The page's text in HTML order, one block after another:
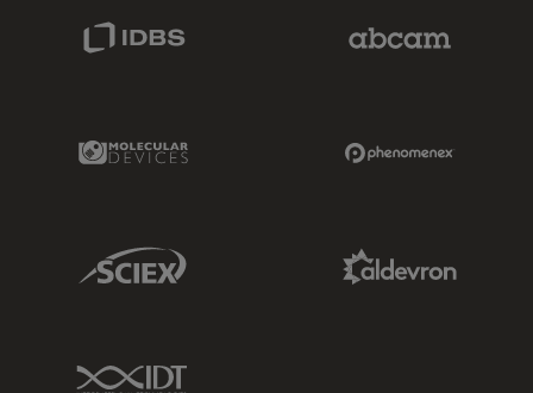
Molecular Devices Link
Sciex Link
IDT Link